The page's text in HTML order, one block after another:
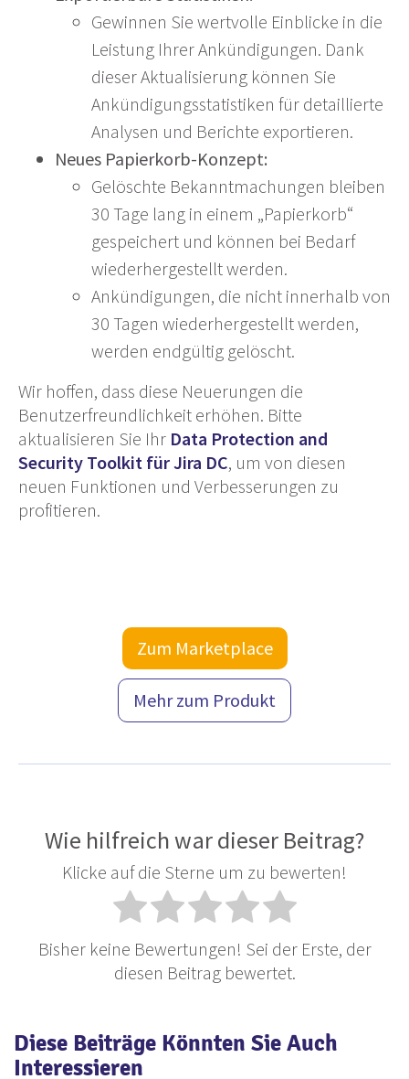
Gewinnen Sie wertvolle Einblicke in die
Leistung Ihrer Ankündigungen. Dank
dieser Aktualisierung können Sie
Ankündigungsstatistiken für detaillierte
Analysen und Berichte exportieren.
Neues Papierkorb-Konzept:
Gelöschte Bekanntmachungen bleiben
30 Tage lang in einem „Papierkorb“
gespeichert und können bei Bedarf
wiederhergestellt werden.
Ankündigungen, die nicht innerhalb von
30 Tagen wiederhergestellt werden,
werden endgültig gelöscht.
Wir hoffen, dass diese Neuerungen die
Benutzerfreundlichkeit erhöhen. Bitte
aktualisieren Sie Ihr Data Protection and
Security Toolkit für Jira DC, um von diesen
neuen Funktionen und Verbesserungen zu
profitieren.
Zum Marketplace
Mehr zum Produkt
Wie hilfreich war dieser Beitrag?
Klicke auf die Sterne um zu bewerten!
Bisher keine Bewertungen! Sei der Erste, der
diesen Beitrag bewertet.
Diese Beiträge Könnten Sie Auch
Interessieren